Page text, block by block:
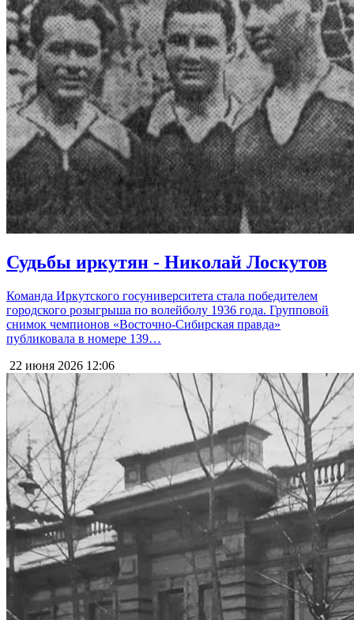
Судьбы иркутян - Николай Лоскутов
Команда Иркутского госуниверситета стала победителем
городского розыгрыша по волейболу 1936 года. Групповой
снимок чемпионов «Восточно-Сибирская правда»
публиковала в номере 139…
22 июня 2026 12:06